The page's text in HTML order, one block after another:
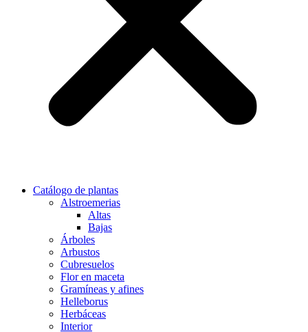
Catálogo de plantas
Alstroemerias
Altas
Bajas
Árboles
Arbustos
Cubresuelos
Flor en maceta
Gramíneas y afines
Helleborus
Herbáceas
Interior